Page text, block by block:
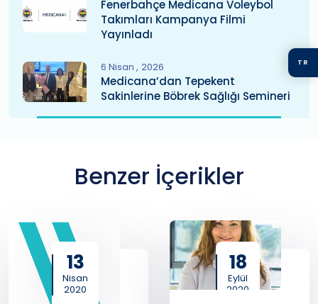
TR
Fenerbahçe Medicana Voleybol
Takımları Kampanya Filmi
Yayınladı
6 Nisan 2026
Medicana’dan Tepekent
Sakinlerine Böbrek Sağlığı Semineri
Benzer İçerikler
13
Nisan
2020
18
Eylül
2020